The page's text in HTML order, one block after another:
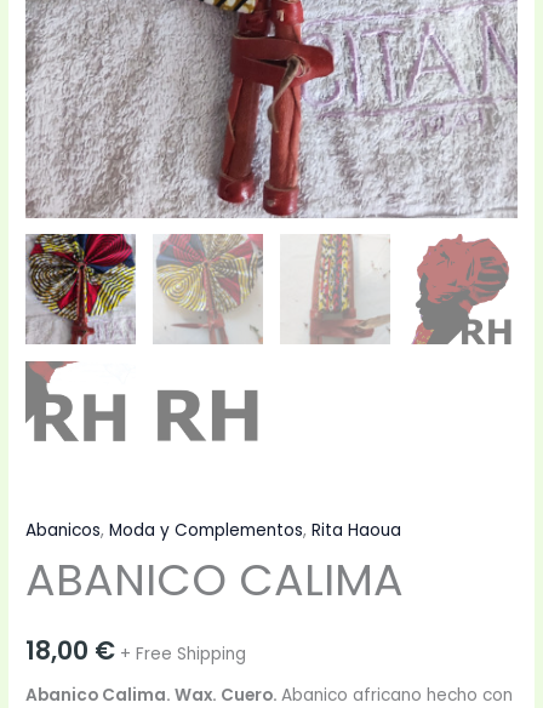
Abanicos,Moda y Complementos,Rita Haoua
ABANICO CALIMA
18,00 € + Free Shipping
Abanico Calima. Wax. Cuero.Abanico africano hecho con